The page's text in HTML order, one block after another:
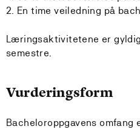
En time veiledning på
Læringsaktivitetene er
semestre.
Vurderingsform
Bacheloroppgavens omfang